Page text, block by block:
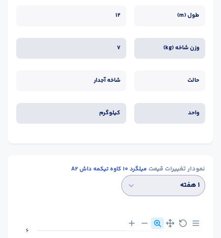
طول (m) 12
وزن شاخه (kg) 7
حالت شاخه آجدار
واحد کیلوگرم
نمودار تغییرات قیمت میلگرد 10 کاوه تیکمه داش A2
۱ هفته
6